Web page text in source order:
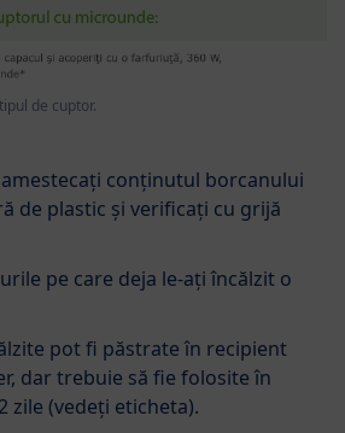
de cuptor.
conținutul borcanului
de plastic și verificați cu grijă
pe care deja le-ați încălzit o
pot fi păstrate în recipient
dar trebuie să fie folosite în
zile (vedeți eticheta).